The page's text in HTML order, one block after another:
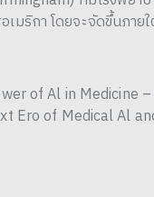
มริกา โดยจะจัดขึ้นภาย
of Al in Medicine
Ero of Medical Al